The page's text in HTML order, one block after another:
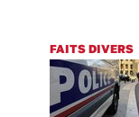
FAITS DIVERS